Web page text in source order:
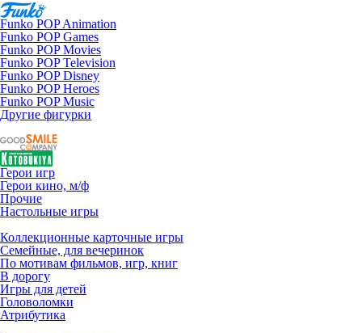
Funko POP Animation
Funko POP Games
Funko POP Movies
Funko POP Television
Funko POP Disney
Funko POP Heroes
Funko POP Music
Другие фигурки
Герои игр
Герои кино, м/ф
Прочие
Настольные игры
Коллекционные карточные игры
Семейные, для вечеринок
По мотивам фильмов, игр, книг
В дорогу
Игры для детей
Головоломки
Атрибутика